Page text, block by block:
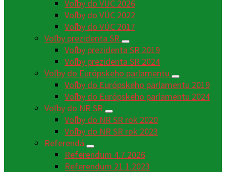
Voľby do VÚC 2026
Voľby do VÚC 2022
Voľby do VÚC 2017
Voľby prezidenta SR
Voľby prezidenta SR 2019
Voľby prezidenta SR 2024
Voľby do Európskeho parlamentu
Voľby do Európskeho parlamentu 2019
Voľby do Európskeho parlamentu 2024
Voľby do NR SR
Voľby do NR SR rok 2020
Voľby do NR SR rok 2023
Referendá
Referendum 4.7.2026
Referendum 21.1.2023